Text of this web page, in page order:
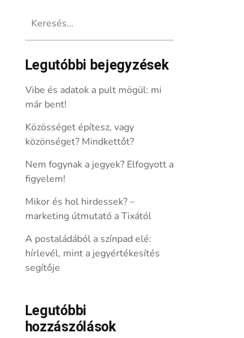
Legutóbbi bejegyzések
Vibe és adatok a pult mögül: mi
már bent!
Közösséget építesz, vagy
közönséget? Mindkettőt?
Nem fogynak a jegyek? Elfogyott a
figyelem!
Mikor és hol hirdessek? –
marketing útmutató a Tixától
A postaládából a színpad elé:
hírlevél, mint a jegyértékesítés
segítője
Legutóbbi
hozzászólások